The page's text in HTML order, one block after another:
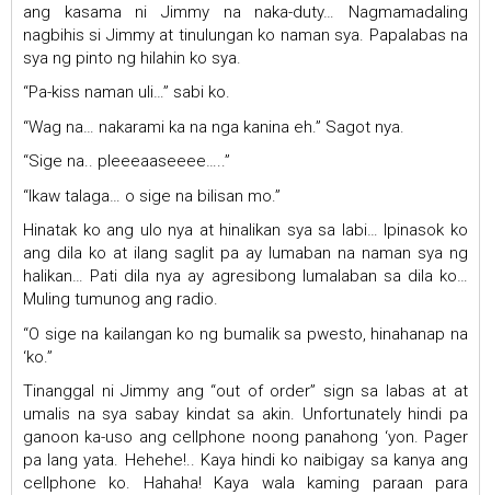
ang kasama ni Jimmy na naka-duty… Nagmamadaling
nagbihis si Jimmy at tinulungan ko naman sya. Papalabas na
sya ng pinto ng hilahin ko sya.
“Pa-kiss naman uli…” sabi ko.
“Wag na… nakarami ka na nga kanina eh.” Sagot nya.
“Sige na.. pleeeaaseeee…..”
“Ikaw talaga… o sige na bilisan mo.”
Hinatak ko ang ulo nya at hinalikan sya sa labi… Ipinasok ko
ang dila ko at ilang saglit pa ay lumaban na naman sya ng
halikan… Pati dila nya ay agresibong lumalaban sa dila ko…
Muling tumunog ang radio.
“O sige na kailangan ko ng bumalik sa pwesto, hinahanap na
‘ko.”
Tinanggal ni Jimmy ang “out of order” sign sa labas at at
umalis na sya sabay kindat sa akin. Unfortunately hindi pa
ganoon ka-uso ang cellphone noong panahong ‘yon. Pager
pa lang yata. Hehehe!.. Kaya hindi ko naibigay sa kanya ang
cellphone ko. Hahaha! Kaya wala kaming paraan para